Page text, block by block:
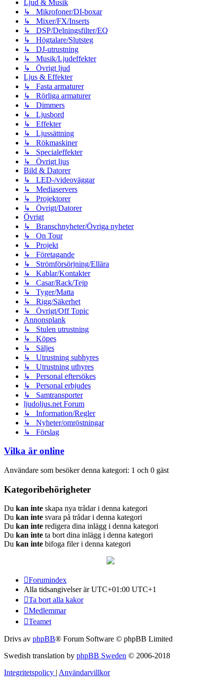
Ljud & Musik
↳ Mikrofoner/DI-boxar
↳ Mixer/FX/Inserts
↳ DSP/Delningsfilter/EQ
↳ Högtalare/Slutsteg
↳ DJ-utrustning
↳ Musik/Ljudeffekter
↳ Övrigt ljud
Ljus & Effekter
↳ Fasta armaturer
↳ Rörliga armaturer
↳ Dimmers
↳ Ljusbord
↳ Effekter
↳ Ljussättning
↳ Rökmaskiner
↳ Specialeffekter
↳ Övrigt ljus
Bild & Datorer
↳ LED-/videoväggar
↳ Mediaservers
↳ Projektorer
↳ Övrigt/Datorer
Övrigt
↳ Branschnyheter/Övriga nyheter
↳ On Tour
↳ Projekt
↳ Företagande
↳ Strömförsörjning/Ellära
↳ Kablar/Kontakter
↳ Casar/Rack/Tejp
↳ Tyger/Matta
↳ Rigg/Säkerhet
↳ Övrigt/Off Topic
Annonsplank
↳ Stulen utrustning
↳ Köpes
↳ Säljes
↳ Utrustning subhyres
↳ Utrustning uthyres
↳ Personal eftersökes
↳ Personal erbjudes
↳ Samtransporter
ljudoljus.net Forum
↳ Information/Regler
↳ Nyheter/omröstningar
↳ Förslag
Vilka är online
Användare som besöker denna kategori: 1 och 0 gäst
Kategoribehörigheter
Du kan inte skapa nya trådar i denna kategori
Du kan inte svara på trådar i denna kategori
Du kan inte redigera dina inlägg i denna kategori
Du kan inte ta bort dina inlägg i denna kategori
Du kan inte bifoga filer i denna kategori
Forumindex
Alla tidsangivelser är UTC+01:00 UTC+1
Ta bort alla kakor
Medlemmar
Teamet
Drivs av phpBB® Forum Software © phpBB Limited
Swedish translation by phpBB Sweden © 2006-2018
Integritetspolicy Användarvillkor